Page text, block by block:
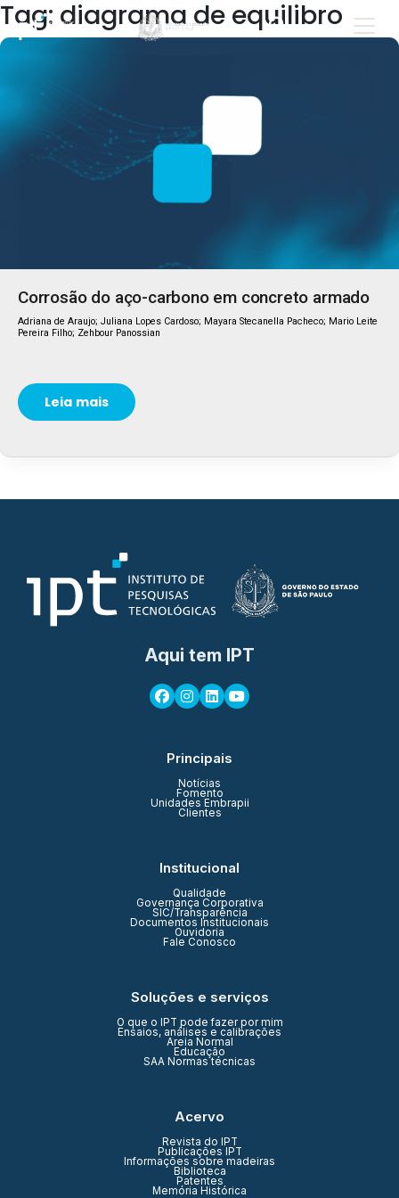
Tag: diagrama de equilibro
Corrosão do aço-carbono em concreto armado
Adriana de Araujo; Juliana Lopes Cardoso; Mayara Stecanella Pacheco; Mario Leite
Pereira Filho; Zehbour Panossian
Leia mais
Aqui tem IPT
Principais
Notícias
Fomento
Unidades Embrapii
Clientes
Institucional
Qualidade
Governança Corporativa
SIC/Transparência
Documentos Institucionais
Ouvidoria
Fale Conosco
Soluções e serviços
O que o IPT pode fazer por mim
Ensaios, análises e calibrações
Areia Normal
Educação
SAA Normas técnicas
Acervo
Revista do IPT
Publicações IPT
Informações sobre madeiras
Biblioteca
Patentes
Memória Histórica